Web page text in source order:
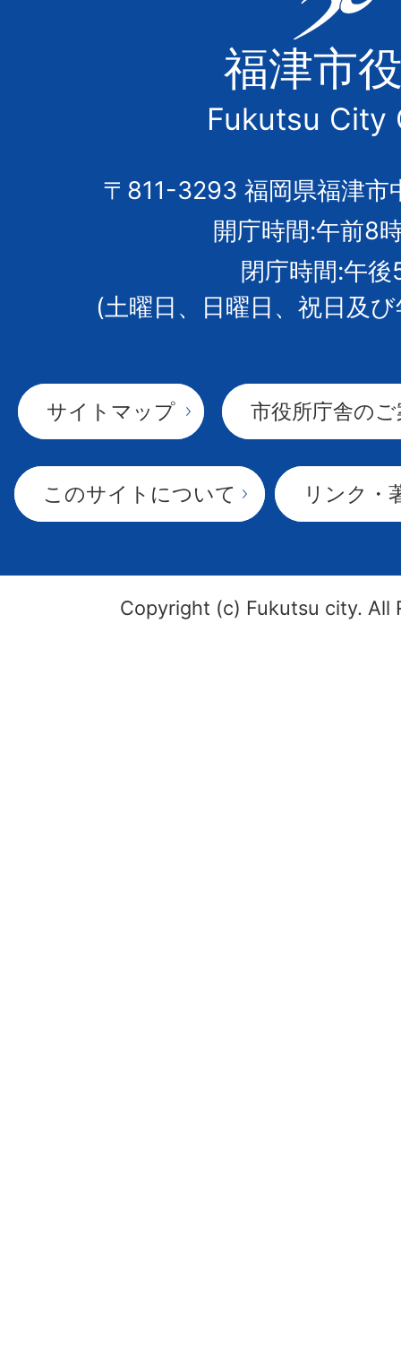
津
市
の
市
章
福津市
Fukutsu City
〒811-3293 福岡県福津市
開庁時間:午前8
閉庁時間:午後
(土曜日、日曜日、祝日及
サイトマップ 市役所庁舎の
このサイトについて リンク・
Copyright (c) Fukutsu city. All